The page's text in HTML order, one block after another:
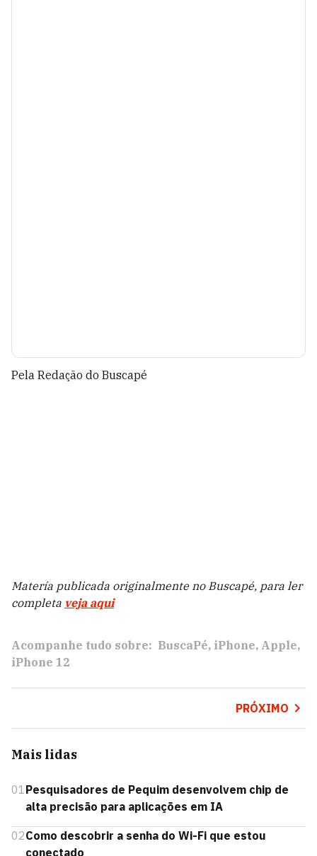
Pela Redação do Buscapé
Matería publicada originalmente no Buscapé, para ler
completa veja aqui
Acompanhe tudo sobre: BuscaPé iPhone Apple
iPhone 12
PRÓXIMO
Mais lidas
01Pesquisadores de Pequim desenvolvem chip de
alta precisão para aplicações em IA
02Como descobrir a senha do Wi-Fi que estou
conectado